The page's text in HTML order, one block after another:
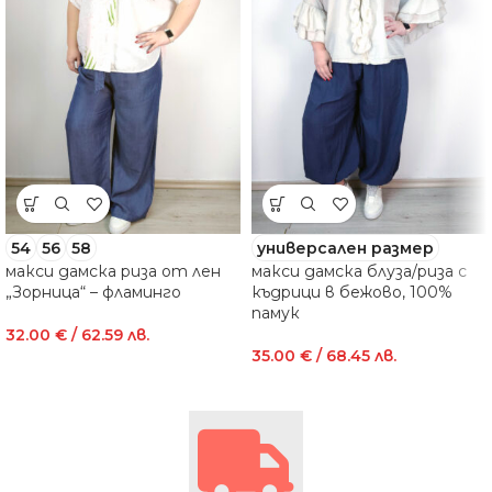
54 56 58
макси дамска риза от лен
„Зорница“ – фламинго
32.00 € / 62.59 лв.
универсален размер
макси дамска блуза/риза с
къдрици в бежово, 100%
памук
35.00 € / 68.45 лв.